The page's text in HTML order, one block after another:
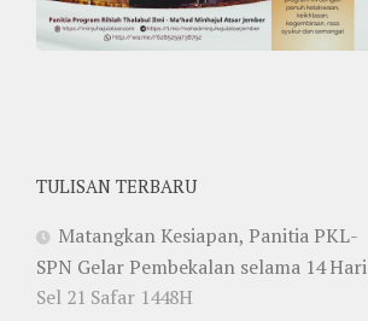
TULISAN TERBARU
Matangkan Kesiapan, Panitia PKL-
SPN Gelar Pembekalan selama 14 Hari
Sel 21 Safar 1448H